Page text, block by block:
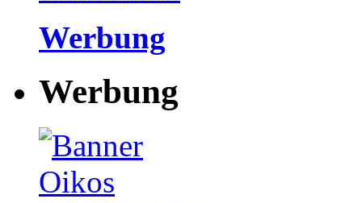
Werbung
Werbung